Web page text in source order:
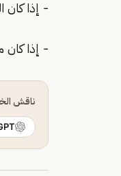
- إذا كان
- إذا كان
ناقش